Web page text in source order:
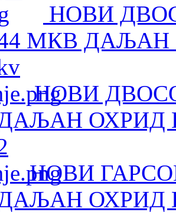
НОВИ
МКВ ДАЉАН
НОВИ
ОХРИД
НОВИ
ОХРИД